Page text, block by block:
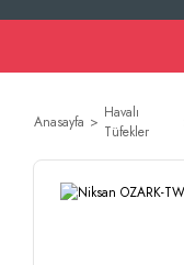
Anasayfa
Havalı
Tüfekler